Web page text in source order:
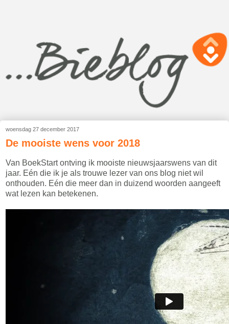
woensdag 27 december 2017
De mooiste wens voor 2018
Van BoekStart ontving ik mooiste nieuwsjaarswens van dit
jaar. Eén die ik je als trouwe lezer van ons blog niet wil
onthouden. Eén die meer dan in duizend woorden aangeeft
wat lezen kan betekenen.